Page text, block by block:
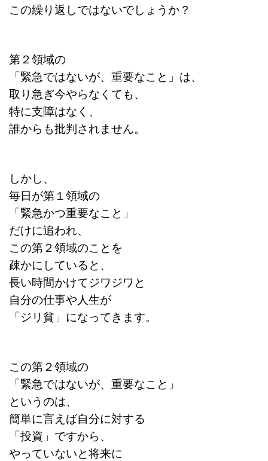
この繰り返しではないでしょうか？
第２領域の
「緊急ではないが、重要なこと」は、
取り急ぎ今やらなくても、
特に支障はなく、
誰からも批判されません。
しかし、
毎日が第１領域の
「緊急かつ重要なこと」
だけに追われ、
この第２領域のことを
疎かにしていると、
長い時間かけてジワジワと
自分の仕事や人生が
「ジリ貧」になってきます。
この第２領域の
「緊急ではないが、重要なこと」
というのは、
簡単に言えば自分に対する
「投資」ですから、
やっていないと将来に